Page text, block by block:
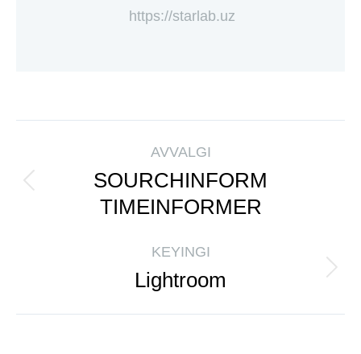
https://starlab.uz
AVVALGI
SOURCHINFORM
TIMEINFORMER
KEYINGI
Lightroom